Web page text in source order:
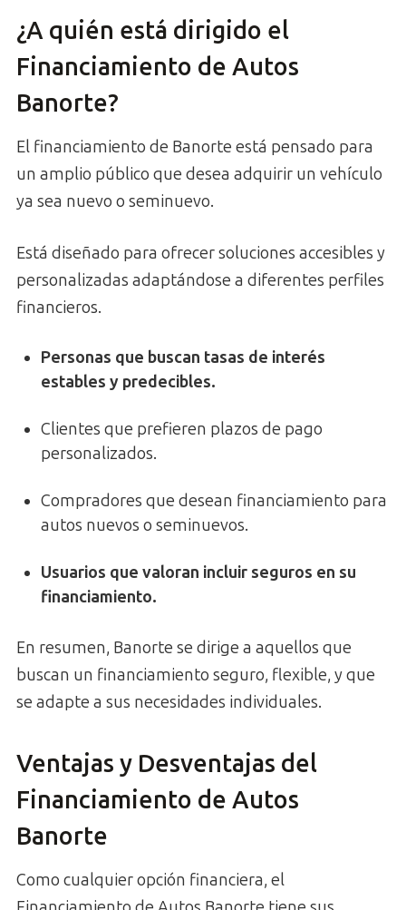
¿A quién está dirigido el
Financiamiento de Autos
Banorte?
El financiamiento de Banorte está pensado para
un amplio público que desea adquirir un vehículo
ya sea nuevo o seminuevo.
Está diseñado para ofrecer soluciones accesibles y
personalizadas adaptándose a diferentes perfiles
financieros.
Personas que buscan tasas de interés
estables y predecibles.
Clientes que prefieren plazos de pago
personalizados.
Compradores que desean financiamiento para
autos nuevos o seminuevos.
Usuarios que valoran incluir seguros en su
financiamiento.
En resumen, Banorte se dirige a aquellos que
buscan un financiamiento seguro, flexible, y que
se adapte a sus necesidades individuales.
Ventajas y Desventajas del
Financiamiento de Autos
Banorte
Como cualquier opción financiera, el